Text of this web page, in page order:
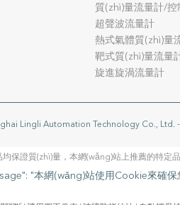
質(zhì)量流量計/控
超聲波流量計
熱式氣體質(zhì)量
靶式質(zhì)量流量
旋進旋渦流量計
Lingli Automation Technology Co., Ltd.
證質(zhì)量，本網(wǎng)站上推薦的特定
"本網(wǎng)站使用Cookie來確保